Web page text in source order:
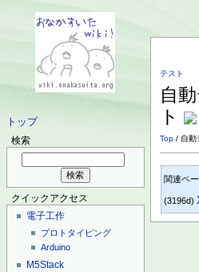
トップ
検索
クイックアクセス
電子工作
プロトタイピング
Arduino
M5Stack
テスト
自
ト
Top / 自動
関連ペ
(3196d)